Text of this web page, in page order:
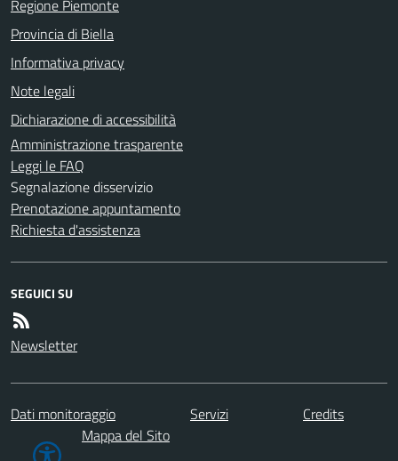
Regione Piemonte
Provincia di Biella
Informativa privacy
Note legali
Dichiarazione di accessibilità
Amministrazione trasparente
Leggi le FAQ
Segnalazione disservizio
Prenotazione appuntamento
Richiesta d'assistenza
SEGUICI SU
Newsletter
Dati monitoraggio Servizi
Credits
Mappa del Sito